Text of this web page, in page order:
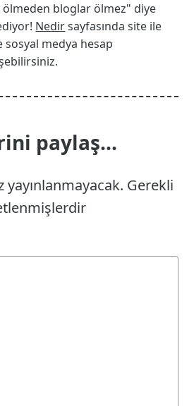
bloglar ölmez" diye
Nedirsayfasında site ile
sosyal medya hesap
paylaş...
yayınlanmayacak. Gerekli